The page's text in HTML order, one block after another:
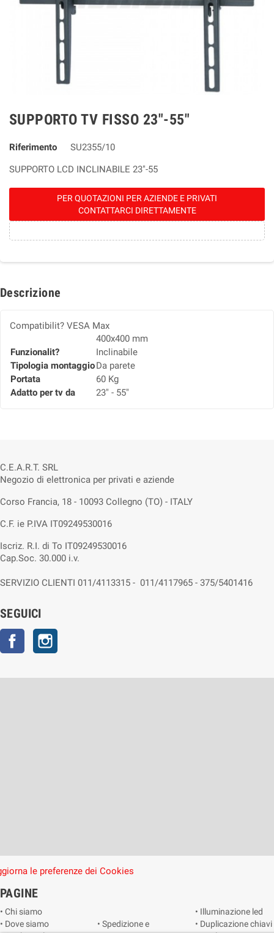
SUPPORTO TV FISSO 23"-55"
Riferimento
SU2355/10
SUPPORTO LCD INCLINABILE 23"-55
PER QUOTAZIONI PER AZIENDE E PRIVATI
CONTATTARCI DIRETTAMENTE
Descrizione
Compatibilit? VESA Max
400x400 mm
Funzionalit?
Inclinabile
Tipologia montaggioDa parete
Portata
60 Kg
Adatto per tv da
23" - 55"
C.E.A.R.T. SRL
Negozio di elettronica per privati e aziende
Corso Francia, 18 - 10093 Collegno (TO) - ITALY
C.F. ie P.IVA IT09249530016
Iscriz. R.I. di To IT09249530016
Cap.Soc. 30.000 i.v.
SERVIZIO CLIENTI 011/4113315 - 011/4117965 - 375/5401416
SEGUICI
Facebook
le preferenze dei Cookies
PAGINE
• Chi siamo
• Dove siamo
• Spedizione e
• Illuminazione led
• Duplicazione chiavi